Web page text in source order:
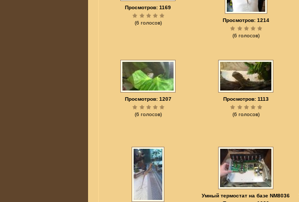
Просмотров: 1169
(6 голосов) Просмотров: 1214
(6 голосов)
Просмотров: 1207
(6 голосов)
Просмотров: 1113
(6 голосов)
Умный термостат на базе NM8036